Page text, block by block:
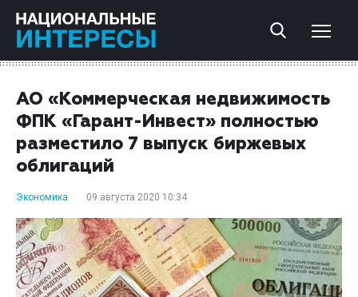
АО «Коммерческая недвижимость
ФПК «Гарант-Инвест» полностью
разместило 7 выпуск биржевых
облигаций
Экономика 09 августа 2020 10:34